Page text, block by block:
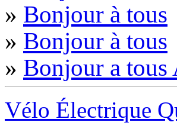
» Bonjour à tous
» Bonjour à tous
» Bonjour a tous
Vélo Électrique